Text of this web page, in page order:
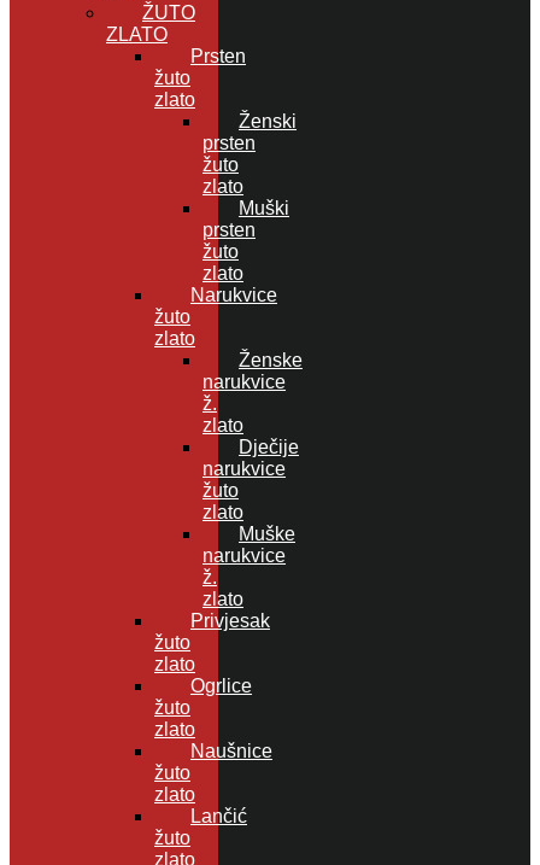
ŽUTO
ZLATO
Prsten
žuto
zlato
Ženski
prsten
žuto
zlato
Muški
prsten
žuto
zlato
Narukvice
žuto
zlato
Ženske
narukvice
ž.
zlato
Dječije
narukvice
žuto
zlato
Muške
narukvice
ž.
zlato
Privjesak
žuto
zlato
Ogrlice
žuto
zlato
Naušnice
žuto
zlato
Lančić
žuto
zlato